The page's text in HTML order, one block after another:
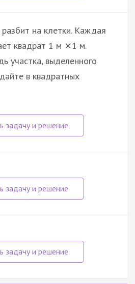
на клетки. Каждая
квадрат 1 м ×1 м.
участка, выделенного
в квадратных